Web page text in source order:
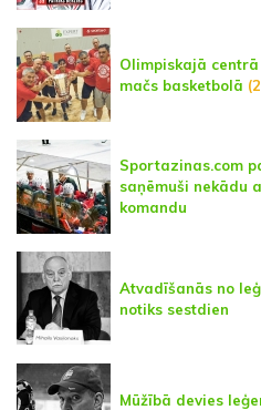
Olimpiskajā
mačs basketbolā
Sportazinas.com
saņēmuši nekādu
komandu
Atvadīšanās no
notiks sestdien
Mūžībā devies